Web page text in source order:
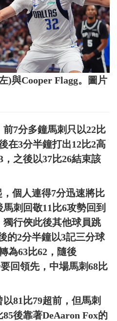
)與Cooper Flagg。圖片
7分多鐘馬刺只以22比
在3分半鐘打出12比2高
之後以37比26結束該
個人連得7分迅速將比
刺回敬11比6攻勢回到
獨行俠此後其他球員跳
的2分半鐘以3記三分球
為63比62，隨後
回領先，中場馬刺68比
81比79超前，但馬刺
後靠著DeAaron Fox的